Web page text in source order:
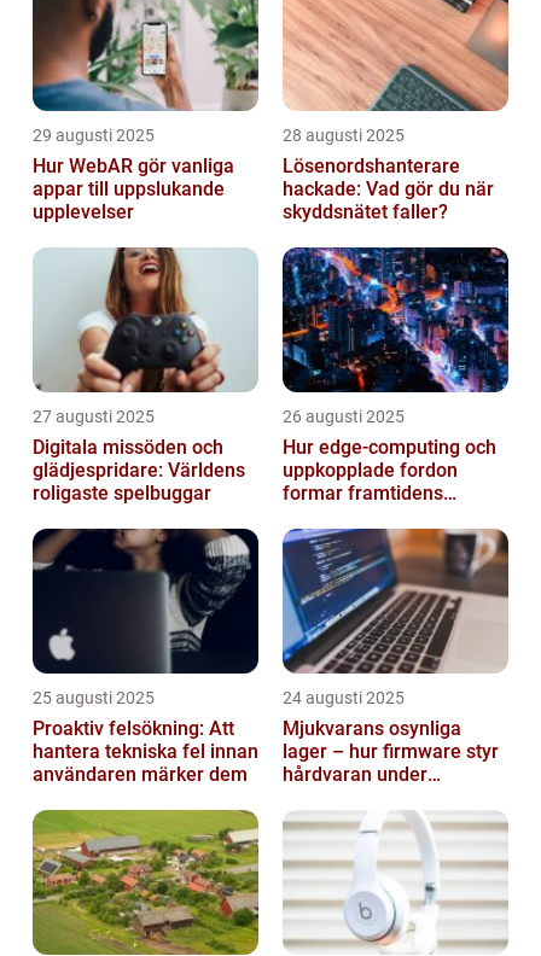
29 augusti 2025
Hur WebAR gör vanliga
appar till uppslukande
upplevelser
28 augusti 2025
Lösenordshanterare
hackade: Vad gör du när
skyddsnätet faller?
27 augusti 2025
Digitala missöden och
glädjespridare: Världens
roligaste spelbuggar
26 augusti 2025
Hur edge‑computing och
uppkopplade fordon
formar framtidens
25 augusti 2025
Proaktiv felsökning: Att
hantera tekniska fel innan
användaren märker dem
24 augusti 2025
Mjukvarans osynliga
lager – hur firmware styr
hårdvaran under